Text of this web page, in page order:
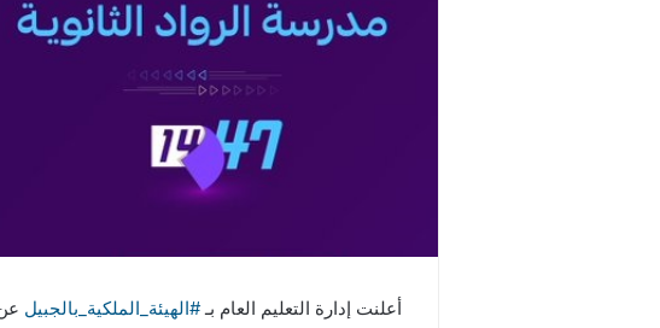
أعلنت إدارة التعليم العام بـ#الهيئة_الملكية_بالجبيل